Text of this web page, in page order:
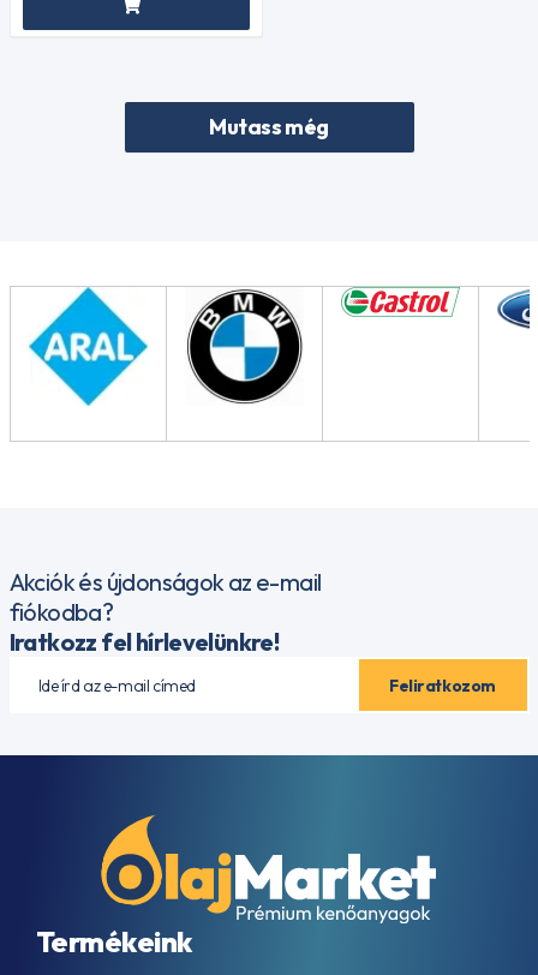
Mutass még
Akciók és újdonságok az e-mail
fiókodba?
Iratkozz fel hírlevelünkre!
Termékeink